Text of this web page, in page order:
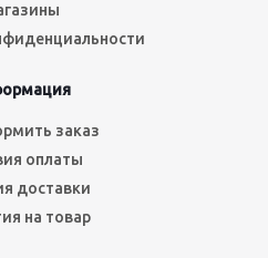
заказ
оплаты
доставки
на товар